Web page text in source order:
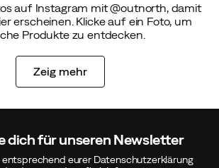
auf Instagram mit @outnorth, damit
erscheinen. Klicke auf ein Foto, um
Produkte zu entdecken.
Zeig mehr
dich für unseren Newsletter
eurer Datenschutzerklärung